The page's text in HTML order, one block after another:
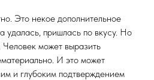
Это некое дополнительное
удалась, пришлась по вкусу. Но
Человек может выразить
И это может
и глубоким подтверждением